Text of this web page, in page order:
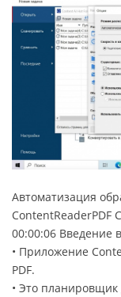
Автоматизация
ContentReaderPDF
00:00:06 Введение
• Приложение
PDF.
• Это